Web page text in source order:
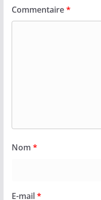
Commentaire*
Nom *
E-mail*